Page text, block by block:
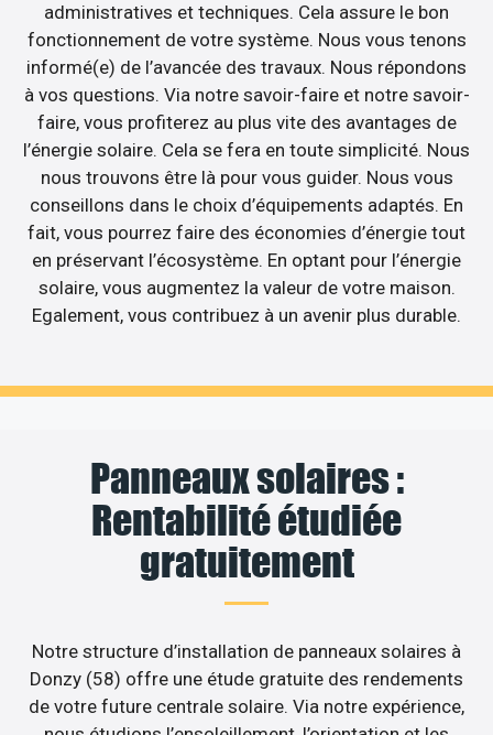
administratives et techniques. Cela assure le bon
fonctionnement de votre système. Nous vous tenons
informé(e) de l’avancée des travaux. Nous répondons
à vos questions. Via notre savoir-faire et notre savoir-
faire, vous profiterez au plus vite des avantages de
l’énergie solaire. Cela se fera en toute simplicité. Nous
nous trouvons être là pour vous guider. Nous vous
conseillons dans le choix d’équipements adaptés. En
fait, vous pourrez faire des économies d’énergie tout
en préservant l’écosystème. En optant pour l’énergie
solaire, vous augmentez la valeur de votre maison.
Egalement, vous contribuez à un avenir plus durable.
Panneaux solaires :
Rentabilité étudiée
gratuitement
Notre structure d’installation de panneaux solaires à
Donzy (58) offre une étude gratuite des rendements
de votre future centrale solaire. Via notre expérience,